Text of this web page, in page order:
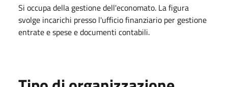
Si occupa della gestione dell'economato. La figura
svolge incarichi presso l'ufficio finanziario per gestione
entrate e spese e documenti contabili.